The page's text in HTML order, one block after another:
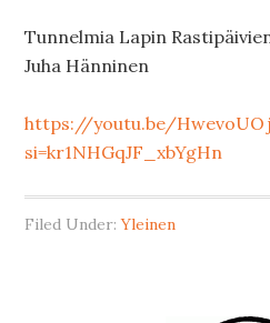
Tunnelmia Lapin
Juha Hänninen
https://youtu.be/
si=kr1NHGqJF_xbYgHn
Filed Under:Yleinen